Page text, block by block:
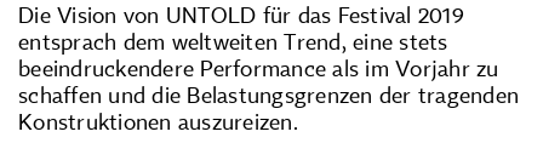
Die Vision von UNTOLD für das Festival 2019
entsprach dem weltweiten Trend, eine stets
beeindruckendere Performance als im Vorjahr zu
schaffen und die Belastungsgrenzen der tragenden
Konstruktionen auszureizen.